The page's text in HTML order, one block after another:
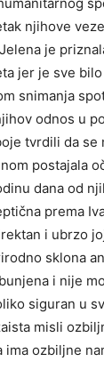
njihove
je
jer je sve
snimanja
odnos u
tvrdili da se
postajala
dana od
prema
i ubrzo
sklona
i nije
siguran u
misli
ima ozbiljne